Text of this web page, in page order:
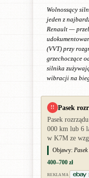
Wolnossący
jeden z
Renault —
(VVT) przy
grzechoczące
silnika
wibracji na
!! Pasek
Pasek
000 km lub 6
w K7M ze
Objawy:
400–700 zł
REKLAMA